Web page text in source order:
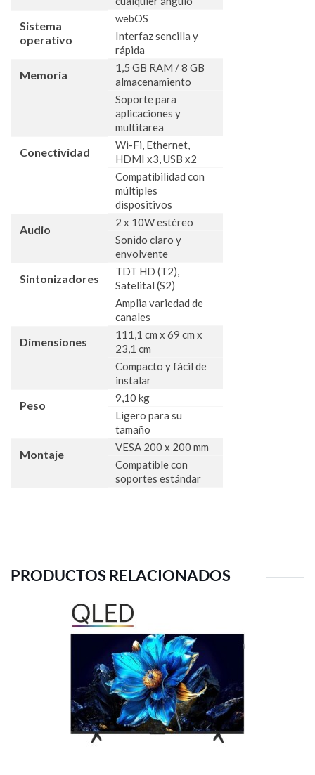
Sistema
operativo
webOS
Interfaz sencilla y
rápida
Memoria
1,5 GB RAM / 8 GB
almacenamiento
Soporte para
aplicaciones y
multitarea
Conectividad
Wi-Fi, Ethernet,
HDMI x3, USB x2
Compatibilidad con
múltiples
dispositivos
Audio
2 x 10W estéreo
Sonido claro y
envolvente
Sintonizadores
TDT HD (T2),
Satelital (S2)
Amplia variedad de
canales
Dimensiones
111,1 cm x 69 cm x
23,1 cm
Compacto y fácil de
instalar
Peso
9,10 kg
Ligero para su
tamaño
Montaje
VESA 200 x 200 mm
Compatible con
soportes estándar
PRODUCTOS RELACIONADOS